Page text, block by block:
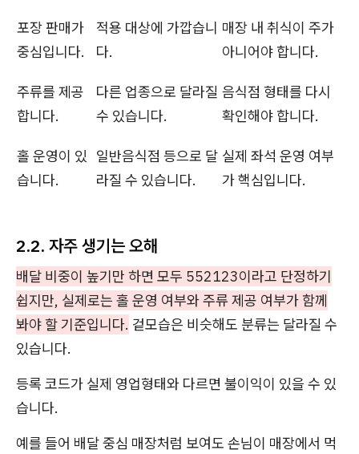
포장 판매가
중심입니다.
적용 대상에 가깝습니
다.
매장 내 취식이 주가
아니어야 합니다.
주류를 제공
합니다.
다른 업종으로 달라질
수 있습니다.
음식점 형태를 다시
확인해야 합니다.
홀 운영이 있
습니다.
일반음식점 등으로 달
라질 수 있습니다.
실제 좌석 운영 여부
가 핵심입니다.
2.2. 자주 생기는 오해
배달 비중이 높기만 하면 모두 552123이라고 단정하기
쉽지만, 실제로는 홀 운영 여부와 주류 제공 여부가 함께
봐야 할 기준입니다. 겉모습은 비슷해도 분류는 달라질 수
있습니다.
등록 코드가 실제 영업형태와 다르면 불이익이 있을 수 있
습니다.
예를 들어 배달 중심 매장처럼 보여도 손님이 매장에서 먹